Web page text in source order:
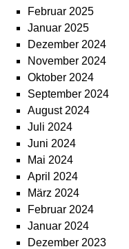
Februar 2025
Januar 2025
Dezember 2024
November 2024
Oktober 2024
September 2024
August 2024
Juli 2024
Juni 2024
Mai 2024
April 2024
März 2024
Februar 2024
Januar 2024
Dezember 2023